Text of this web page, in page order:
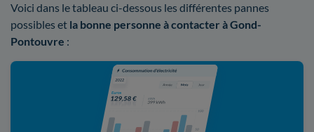
Voici dans le tableau ci-dessous les différentes pannes
possibles et la bonne personne à contacter à Gond-
Pontouvre :